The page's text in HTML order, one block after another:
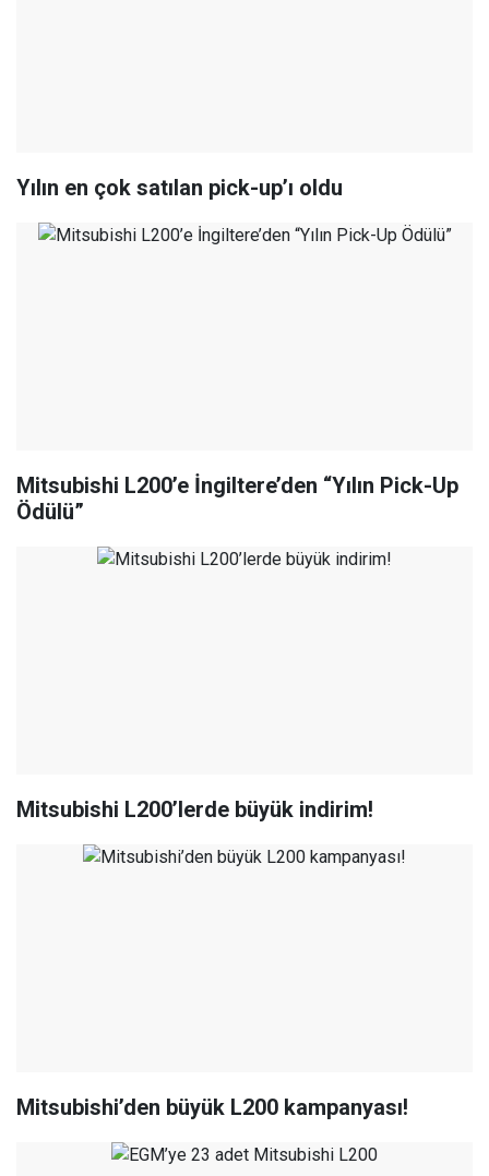
Yılın en çok satılan pick-up’ı oldu
Mitsubishi L200’e İngiltere’den “Yılın Pick-Up
Ödülü”
Mitsubishi L200’lerde büyük indirim!
Mitsubishi’den büyük L200 kampanyası!